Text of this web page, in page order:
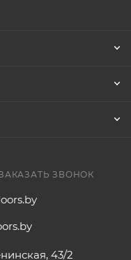
ЗВОНОК
43/2